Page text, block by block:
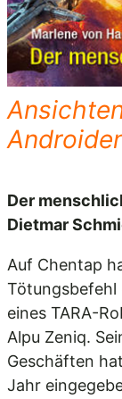
Der
Dietmar
Auf Chentap
Tötungsbefehl
eines TARA-
Alpu Zeniq.
Geschäften
Jahr